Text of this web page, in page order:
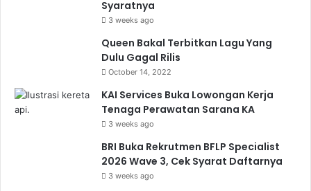
Syaratnya
3 weeks ago
Queen Bakal Terbitkan Lagu Yang
Dulu Gagal Rilis
October 14, 2022
KAI Services Buka Lowongan Kerja
Tenaga Perawatan Sarana KA
3 weeks ago
BRI Buka Rekrutmen BFLP Specialist
2026 Wave 3, Cek Syarat Daftarnya
3 weeks ago